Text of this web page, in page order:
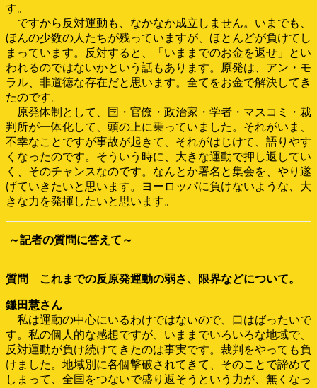
す。
ですから反対運動も、なかなか成立しません。いまでも、
ほんの少数の人たちが残っていますが、ほとんどが負けてし
まっています。反対すると、「いままでのお金を返せ」とい
われるのではないかという話もあります。原発は、アン・モ
ラル、非道徳な存在だと思います。全てをお金で解決してき
たのです。
原発体制として、国・官僚・政治家・学者・マスコミ・裁
判所が一体化して、頭の上に乗っていました。それがいま、
不幸なことですが事故が起きて、それがはじけて、語りやす
くなったのです。そういう時に、大きな運動で押し返してい
く、そのチャンスなのです。なんとか署名と集会を、やり遂
げていきたいと思います。ヨーロッパに負けないような、大
きな力を発揮したいと思います。
～記者の質問に答えて～
質問 これまでの反原発運動の弱さ、限界などについて。
鎌田慧さん
私は運動の中心にいるわけではないので、口はばったいで
す。私の個人的な感想ですが、いままでいろいろな地域で、
反対運動が負け続けてきたのは事実です。裁判をやっても負
けました。地域別に各個撃破されてきて、そのことで諦めて
しまって、全国をつないで盛り返そうという力が、無くなっ